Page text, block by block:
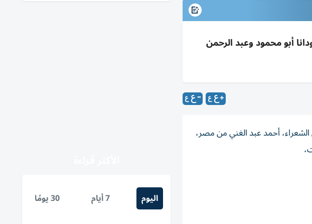
أبو محمود وعبد الرحمن
أحمد عبد الغني من مصر،
اليوم 7 أيام 30 يومًا